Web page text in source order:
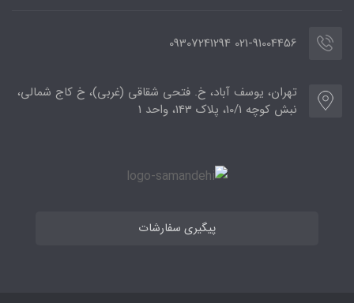
021-91004456 09307241294
تهران، یوسف آباد، خ. فتحی شقاقی (غربی)، خ کاج شمالی،
نبش کوچه 10/1، پلاک 143، واحد 1
پیگیری سفارشات